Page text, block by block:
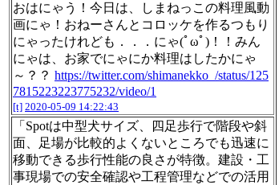
おはにゃう！今日は、しまねっこの料理風動
画にゃ！おねーさんとコロッケを作るつもり
にゃったけれども．．．にゃ(ﾟωﾟ)！！みん
にゃは、お家でにゃにか料理はしたかにゃ
～？？ https://twitter.com/shimanekko_/status/125
7815223223775232/video/1
[t] 2020-05-09 14:22:43
「Spotは中型犬サイズ、四足歩行で階段や斜
面、足場が比較的よくないところでも迅速に
移動できる歩行性能の良さが特徴。建設・工
事現場での安全確認や工程管理などでの活用